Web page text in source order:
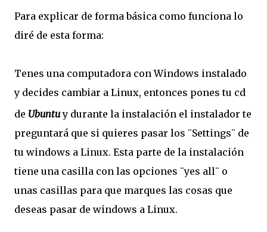
Para explicar de forma básica como funciona lo
diré de esta forma:
Tenes una computadora con Windows instalado
y decides cambiar a Linux, entonces pones tu cd
de Ubuntuy durante la instalación el instalador te
preguntará que si quieres pasar los ¨Settings¨ de
tu windows a Linux. Esta parte de la instalación
tiene una casilla con las opciones ¨yes all¨ o
unas casillas para que marques las cosas que
deseas pasar de windows a Linux.